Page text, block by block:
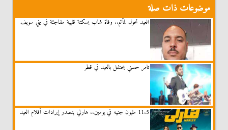
موضوعات ذات صلة
العيد تحول لمأتم.. وفاة شاب بسكتة قلبية مفاجئة في بني سويف
تامر حسني يحتفل بالعيد في قطر
11.5 مليون جنيه في يومين.. هارلي يتصدر إيرادات أفلام العيد